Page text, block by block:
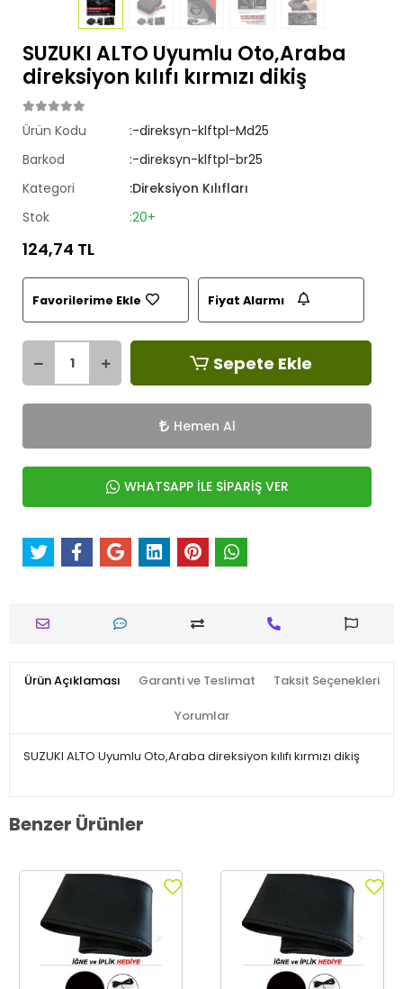
SUZUKI ALTO Uyumlu Oto,Araba
direksiyon kılıfı kırmızı dikiş
Ürün Kodu
:-direksyn-klftpl-Md25
Barkod
:-direksyn-klftpl-br25
Kategori
:Direksiyon Kılıfları
Stok
:20+
124,74 TL
Favorilerime Ekle Fiyat Alarmı
Sepete Ekle
Hemen Al
WHATSAPP İLE SİPARİŞ VER
Ürün Açıklaması Garanti ve Teslimat Taksit Seçenekleri
Yorumlar
SUZUKI ALTO Uyumlu Oto,Araba direksiyon kılıfı kırmızı dikiş
Benzer Ürünler